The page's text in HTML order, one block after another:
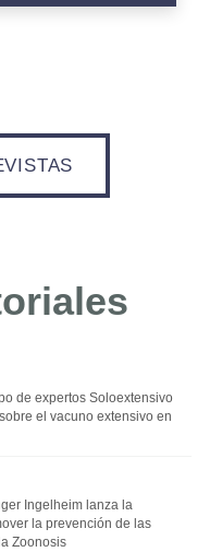
de expertos Soloextensivo
el vacuno extensivo en
Ingelheim lanza la
la prevención de las
Zoonosis